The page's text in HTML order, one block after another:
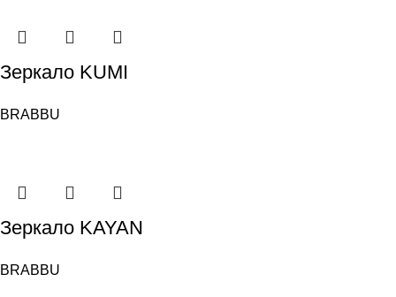
Зеркало KUMI
BRABBU
Зеркало KAYAN
BRABBU